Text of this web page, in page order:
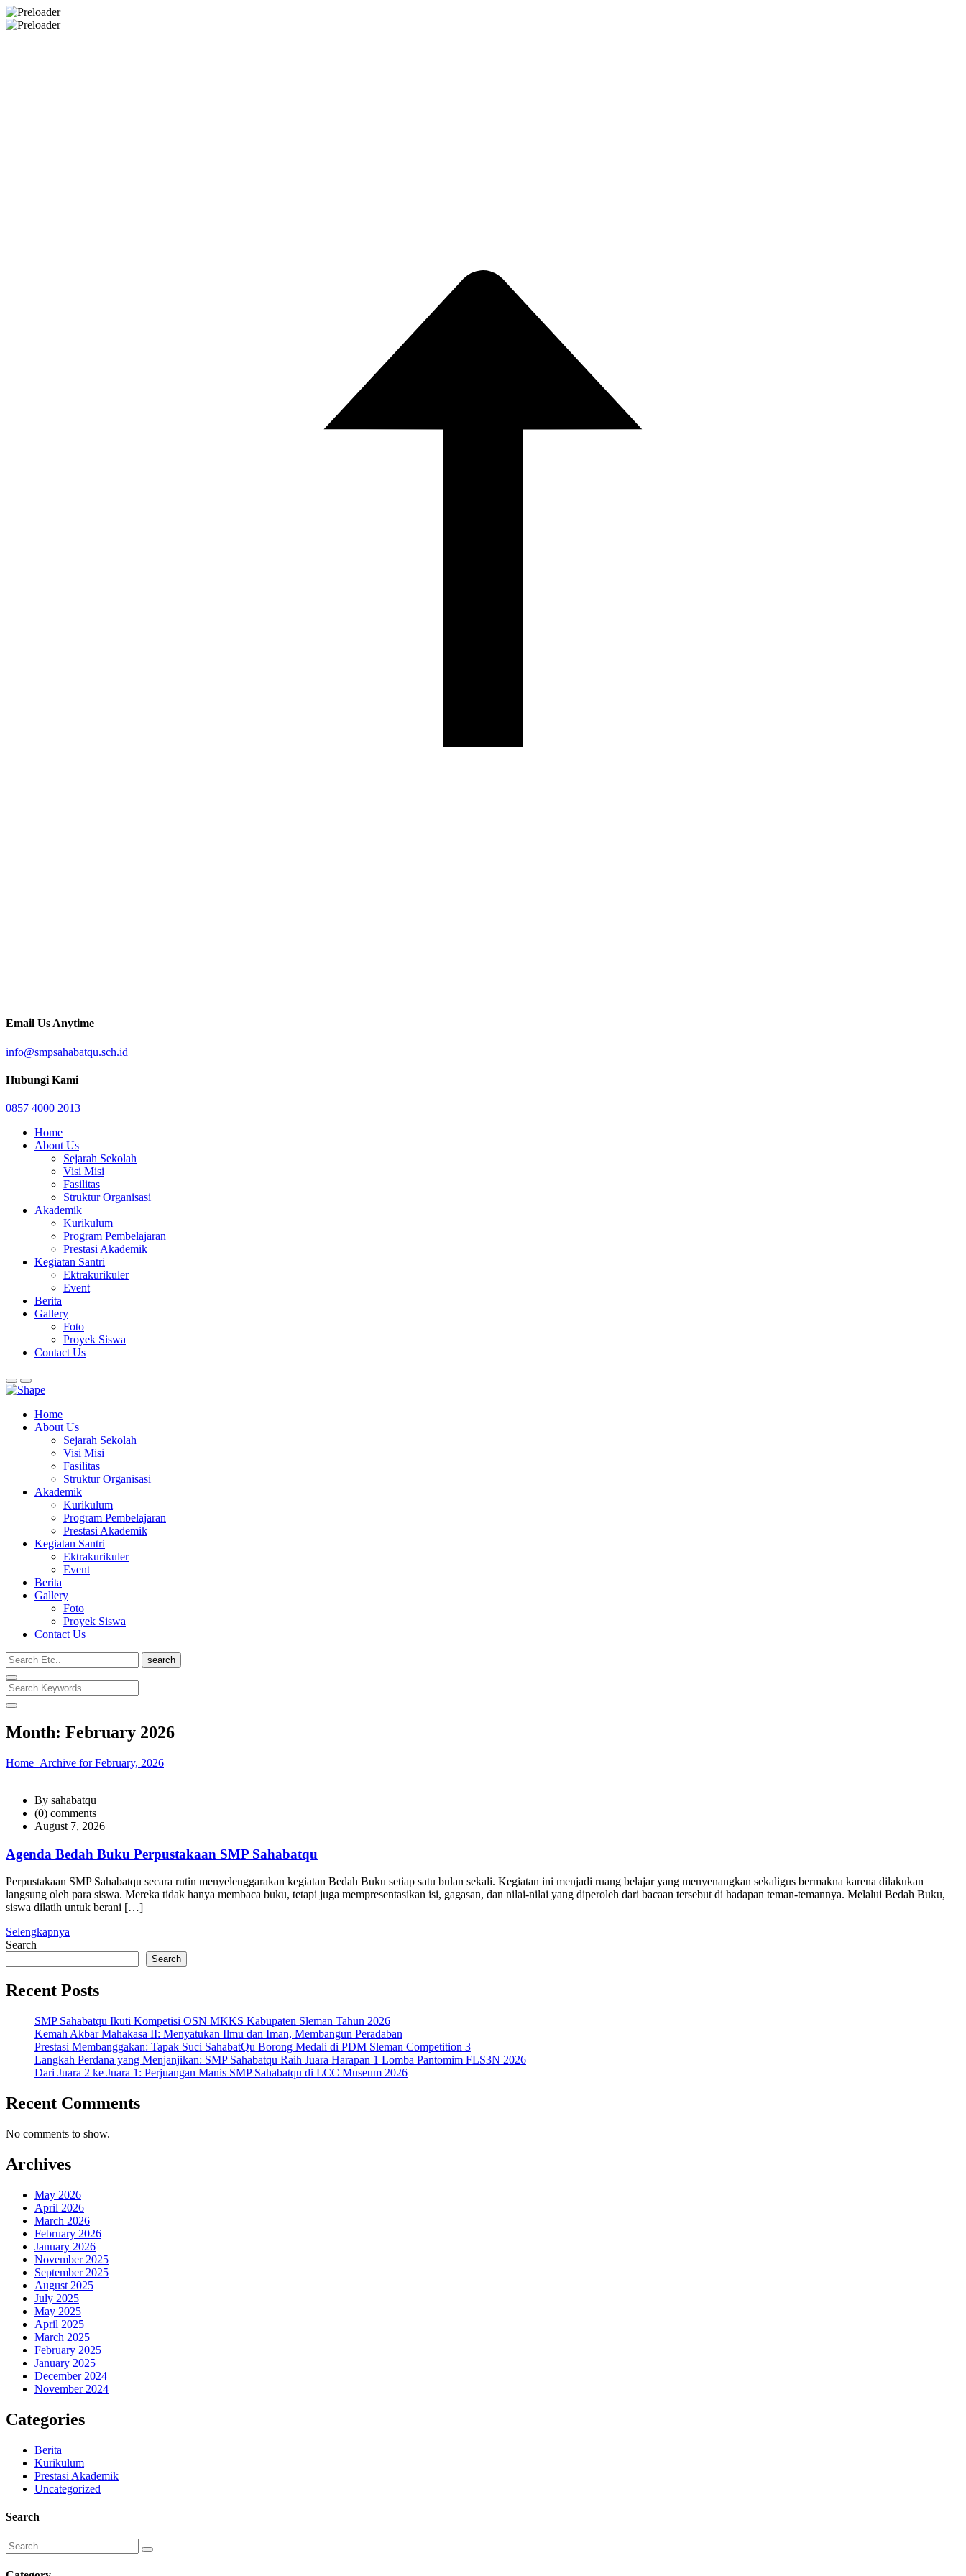
Email Us Anytime
info@smpsahabatqu.sch.id
Hubungi Kami
0857 4000 2013
Home
About Us
Sejarah Sekolah
Visi Misi
Fasilitas
Struktur Organisasi
Akademik
Kurikulum
Program Pembelajaran
Prestasi Akademik
Kegiatan Santri
Ektrakurikuler
Event
Berita
Gallery
Foto
Proyek Siswa
Contact Us
Home
About Us
Sejarah Sekolah
Visi Misi
Fasilitas
Struktur Organisasi
Akademik
Kurikulum
Program Pembelajaran
Prestasi Akademik
Kegiatan Santri
Ektrakurikuler
Event
Berita
Gallery
Foto
Proyek Siswa
Contact Us
search
Month: February 2026
Home Archive for February, 2026
By sahabatqu
(0) comments
August 7, 2026
Agenda Bedah Buku Perpustakaan SMP Sahabatqu
Perpustakaan SMP Sahabatqu secara rutin menyelenggarakan kegiatan Bedah Buku setiap satu bulan sekali. Kegiatan ini menjadi ruang belajar yang menyenangkan sekaligus bermakna karena dilakukan
langsung oleh para siswa. Mereka tidak hanya membaca buku, tetapi juga mempresentasikan isi, gagasan, dan nilai-nilai yang diperoleh dari bacaan tersebut di hadapan teman-temannya. Melalui Bedah Buku,
siswa dilatih untuk berani […]
Selengkapnya
Search
Search
Recent Posts
SMP Sahabatqu Ikuti Kompetisi OSN MKKS Kabupaten Sleman Tahun 2026
Kemah Akbar Mahakasa II: Menyatukan Ilmu dan Iman, Membangun Peradaban
Prestasi Membanggakan: Tapak Suci SahabatQu Borong Medali di PDM Sleman Competition 3
Langkah Perdana yang Menjanjikan: SMP Sahabatqu Raih Juara Harapan 1 Lomba Pantomim FLS3N 2026
Dari Juara 2 ke Juara 1: Perjuangan Manis SMP Sahabatqu di LCC Museum 2026
Recent Comments
No comments to show.
Archives
May 2026
April 2026
March 2026
February 2026
January 2026
November 2025
September 2025
August 2025
July 2025
May 2025
April 2025
March 2025
February 2025
January 2025
December 2024
November 2024
Categories
Berita
Kurikulum
Prestasi Akademik
Uncategorized
Search